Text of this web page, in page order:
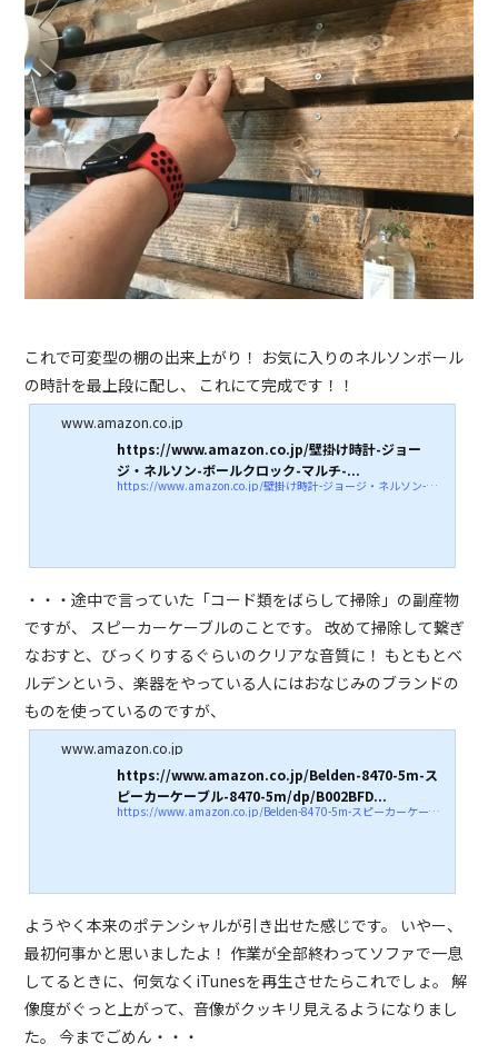
これで可変型の棚の出来上がり！ お気に入りのネルソンボール
の時計を最上段に配し、 これにて完成です！！
www.amazon.co.jp
https://www.amazon.co.jp/壁掛け時計-ジョー
ジ・ネルソン-ボールクロック-マルチ-...
https://www.amazon.co.jp/壁掛け時計-ジョージ・ネルソン-ボールクロック-マルチ-51920073/dp/B003J9WCTG
・・・途中で言っていた「コード類をばらして掃除」の副産物
ですが、 スピーカーケーブルのことです。 改めて掃除して繋ぎ
なおすと、びっくりするぐらいのクリアな音質に！ もともとベ
ルデンという、楽器をやっている人にはおなじみのブランドの
ものを使っているのですが、
www.amazon.co.jp
https://www.amazon.co.jp/Belden-8470-5m-ス
ピーカーケーブル-8470-5m/dp/B002BFD...
https://www.amazon.co.jp/Belden-8470-5m-スピーカーケーブル-8470-5m/dp/B002BFDZE0/ref=sr_1_6?__mk_ja_JP=カタカナ&amp;#038;#038;crid=15LCO9F8K9I06&amp;#038;#038;dchild=1&amp;#038;#038;keywords=ベルデン+スピーカーケーブル&amp;#038;#038;qid=1588572758&amp;#038;#038;s=electronics&amp;#038;#038;sprefix=ベルデン ,aps,268&amp;#038;#038;sr=1-6
ようやく本来のポテンシャルが引き出せた感じです。 いやー、
最初何事かと思いましたよ！ 作業が全部終わってソファで一息
してるときに、何気なくiTunesを再生させたらこれでしょ。 解
像度がぐっと上がって、音像がクッキリ見えるようになりまし
た。 今までごめん・・・